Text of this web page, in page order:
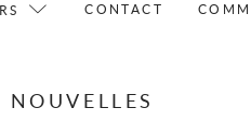
CONTACT
NOUVELLES